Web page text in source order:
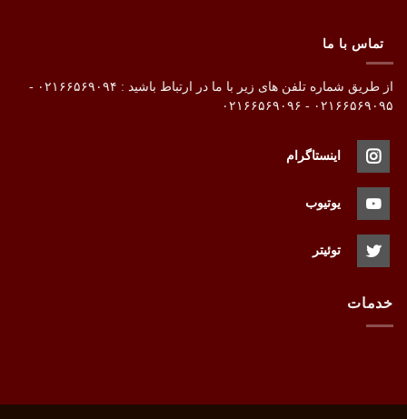
تماس با ما
از طریق شماره تلفن های زیر با ما در ارتباط باشید : ۰۲۱۶۶۵۶۹۰۹۴ -
۰۲۱۶۶۵۶۹۰۹۵ - ۰۲۱۶۶۵۶۹۰۹۶
اینستاگرام
یوتیوب
توئیتر
خدمات